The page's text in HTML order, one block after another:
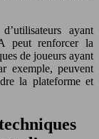
ayant
peut renforcer la
de joueurs ayant
exemple, peuvent
la plateforme et